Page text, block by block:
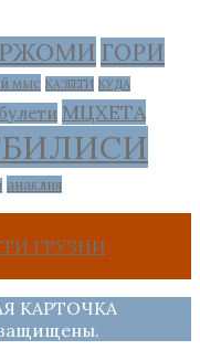
ГОРИ
мыс КАЗБЕГИ КУДА
МЦХЕТА
анаклия
ГРУЗИИ
КАРТОЧКА